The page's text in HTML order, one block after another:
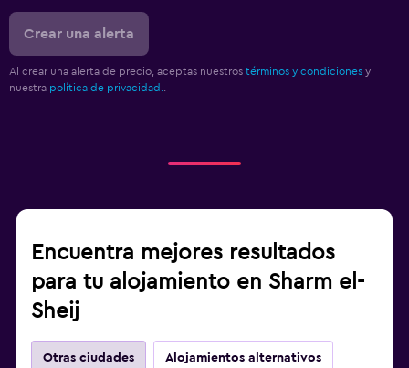
Crear una alerta
Al crear una alerta de precio, aceptas nuestros términos y condiciones y
nuestra política de privacidad.
Encuentra mejores resultados
para tu alojamiento en Sharm el-
Sheij
Otras ciudades Alojamientos alternativos